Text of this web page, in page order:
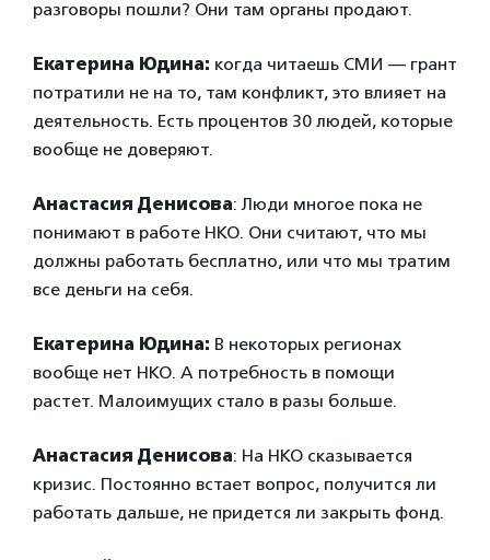
разговоры пошли? Они там органы продают.
Екатерина Юдина: когда читаешь СМИ — грант
потратили не на то, там конфликт, это влияет на
деятельность. Есть процентов 30 людей, которые
вообще не доверяют.
Анастасия Денисова: Люди многое пока не
понимают в работе НКО. Они считают, что мы
должны работать бесплатно, или что мы тратим
все деньги на себя.
Екатерина Юдина: В некоторых регионах
вообще нет НКО. А потребность в помощи
растет. Малоимущих стало в разы больше.
Анастасия Денисова: На НКО сказывается
кризис. Постоянно встает вопрос, получится ли
работать дальше, не придется ли закрыть фонд.